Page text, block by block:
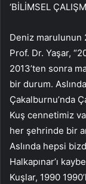
‘BİLİMSEL
Deniz marulunun
Prof. Dr. Yaşar,
2013’ten sonra
bir durum.
Çakalburnu’nda
Kuş cennetimiz
her şehrinde bir
Aslında hepsi
Halkapınar’ı
Kuşlar, 1990